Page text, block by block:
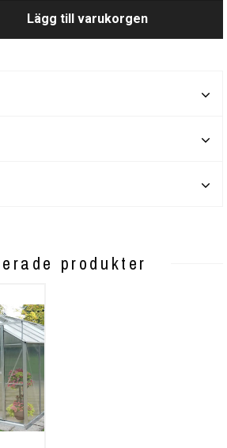
Lägg till varukorgen
produkter